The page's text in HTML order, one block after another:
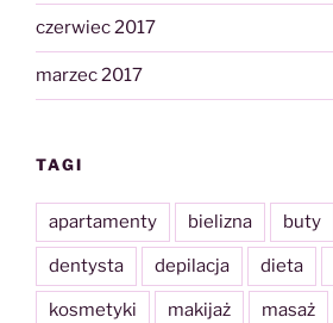
czerwiec 2017
marzec 2017
TAGI
apartamenty bielizna buty
dentysta depilacja dieta
kosmetyki makijaż masaż